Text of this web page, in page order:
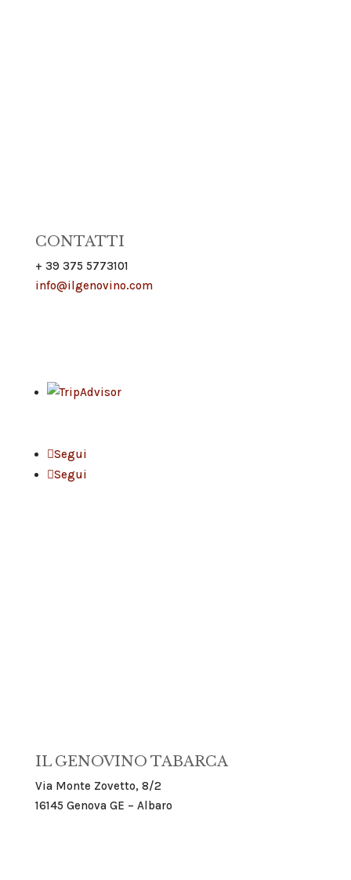
CONTATTI
+ 39 375 5773101
info@ilgenovino.com
Segui
Segui
IL GENOVINO TABARCA
Via Monte Zovetto, 8/2
16145 Genova GE – Albaro